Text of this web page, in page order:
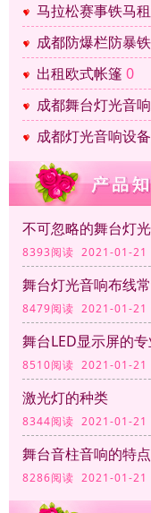
马拉松赛事铁马
成都防爆栏防暴
出租欧式帐篷 0
成都舞台灯光音
成都灯光音响设
不可忽略的舞台灯
8393阅读 2021-01-21
舞台灯光音响布线
8479阅读 2021-01-21
舞台LED显示屏的
8510阅读 2021-01-21
激光灯的种类
8344阅读 2021-01-21
舞台音柱音响的特点
8286阅读 2021-01-21